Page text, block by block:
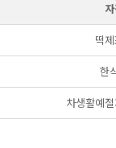
떡
한
차생활예